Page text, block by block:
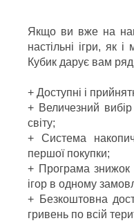
Якщо ви вже на
настільні ігри, як
Кубик дарує вам
+ Доступні і
+ Величезний
світу;
+ Система
першої покупки;
+ Програма знижок
ігор в одному
+ Безкоштовна
гривень по всій